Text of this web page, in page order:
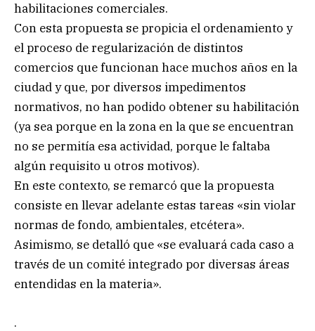
habilitaciones comerciales.
Con esta propuesta se propicia el ordenamiento y
el proceso de regularización de distintos
comercios que funcionan hace muchos años en la
ciudad y que, por diversos impedimentos
normativos, no han podido obtener su habilitación
(ya sea porque en la zona en la que se encuentran
no se permitía esa actividad, porque le faltaba
algún requisito u otros motivos).
En este contexto, se remarcó que la propuesta
consiste en llevar adelante estas tareas «sin violar
normas de fondo, ambientales, etcétera».
Asimismo, se detalló que «se evaluará cada caso a
través de un comité integrado por diversas áreas
entendidas en la materia».
.